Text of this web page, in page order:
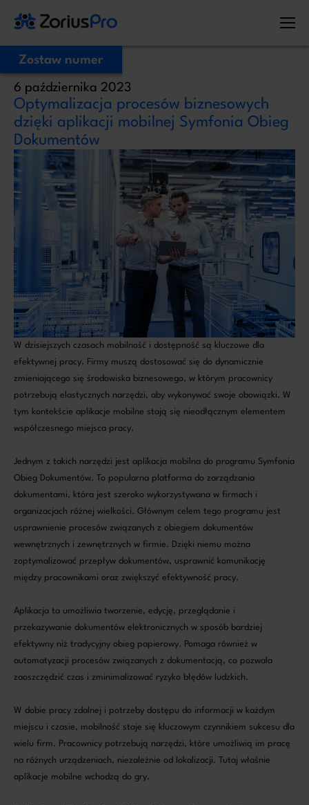
Zostaw Swój numer telefonu,
zadzwonimy niezwłocznie!
Proszę o kontakt
Administratorem Twoich danych osobowych jest ZoriusPro Sp. z o.o. Dane
podane w formularzu przetwarzamy w celu obsługi Twojej wiadomości i
kontaktu w związku z jej treścią. Podstawą przetwarzania jest art. 6 ust. 1 lit. b
RODO, gdy Twoje zapytanie dotyczy oferty lub zawarcia umowy, albo art. 6
ust. 1 lit. f RODO, gdy kontakt dotyczy innej sprawy. Więcej informacji o
zasadach przetwarzania danych znajdziesz wPolityce prywatności.
Zostaw numer
6 października 2023
Optymalizacja procesów biznesowych
dzięki aplikacji mobilnej Symfonia Obieg
Dokumentów
W dzisiejszych czasach mobilność i dostępność są kluczowe dla
efektywnej pracy. Firmy muszą dostosować się do dynamicznie
zmieniającego się środowiska biznesowego, w którym pracownicy
potrzebują elastycznych narzędzi, aby wykonywać swoje obowiązki. W
tym kontekście aplikacje mobilne stają się nieodłącznym elementem
współczesnego miejsca pracy.
Jednym z takich narzędzi jest aplikacja mobilna do programu Symfonia
Obieg Dokumentów. To popularna platforma do zarządzania
dokumentami, która jest szeroko wykorzystywana w firmach i
organizacjach różnej wielkości. Głównym celem tego programu jest
usprawnienie procesów związanych z obiegiem dokumentów
wewnętrznych i zewnętrznych w firmie. Dzięki niemu można
zoptymalizować przepływ dokumentów, usprawnić komunikację
między pracownikami oraz zwiększyć efektywność pracy.
Aplikacja ta umożliwia tworzenie, edycję, przeglądanie i
przekazywanie dokumentów elektronicznych w sposób bardziej
efektywny niż tradycyjny obieg papierowy. Pomaga również w
automatyzacji procesów związanych z dokumentacją, co pozwala
zaoszczędzić czas i zminimalizować ryzyko błędów ludzkich.
W dobie pracy zdalnej i potrzeby dostępu do informacji w każdym
miejscu i czasie, mobilność staje się kluczowym czynnikiem sukcesu dla
wielu firm. Pracownicy potrzebują narzędzi, które umożliwią im pracę
na różnych urządzeniach, niezależnie od lokalizacji. Tutaj właśnie
aplikacje mobilne wchodzą do gry.